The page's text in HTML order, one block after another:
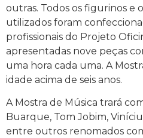
outras. Todos os figurinos e
utilizados foram
profissionais do Projeto
apresentadas nove peças
uma hora cada uma. A
idade acima de seis anos.
A Mostra de Música trará
Buarque, Tom Jobim,
entre outros renomados